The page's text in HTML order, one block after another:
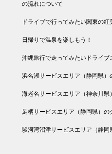
の流れについて
ドライブで行ってみたい関東の紅
日帰りで温泉を楽しもう！
沖縄旅行で走ってみたいドライブ
浜名湖サービスエリア（静岡県）
海老名サービスエリア（神奈川県
足柄サービスエリア（静岡県）の
駿河湾沼津サービスエリア（静岡